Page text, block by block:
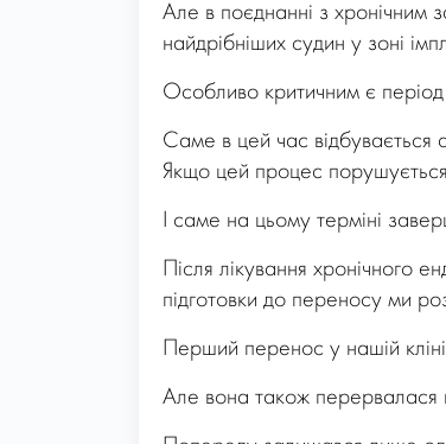
Але в поєднанні з хронічним
найдрібніших судин у зоні
Особливо критичним є період
Саме в цей час відбувається
Якщо цей процес
І саме на цьому терміні
Після лікування хронічного
підготовки до переносу ми
Перший перенос у нашій
Але вона також перервалася